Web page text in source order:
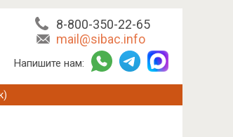
8-800-350-22-65
mail@sibac.info
Напишите нам: